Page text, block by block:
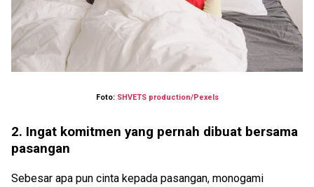
Foto: SHVETS production/Pexels
2. Ingat komitmen yang pernah dibuat bersama
pasangan
Sebesar apa pun cinta kepada pasangan, monogami